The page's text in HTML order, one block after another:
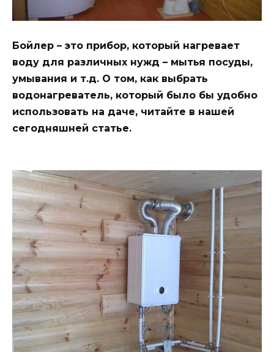
Бойлер – это прибор, который нагревает
воду для различных нужд – мытья посуды,
умывания и т.д. О том, как выбрать
водонагреватель, который было бы удобно
использовать на даче, читайте в нашей
сегодняшней статье.